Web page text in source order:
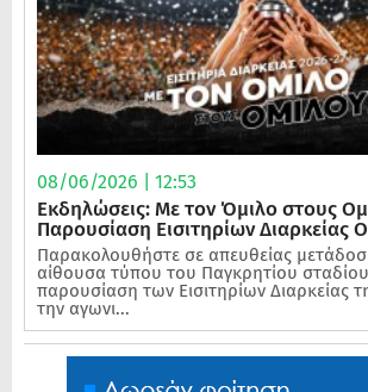
08/06/2026 | 12:53
Εκδηλώσεις: Με τον Όμιλο στους
Παρουσίαση Εισιτηρίων Διαρκείας
Παρακολουθήστε σε απευθείας
αίθουσα τύπου του Παγκρητίου
παρουσίαση των Εισιτηρίων Διαρκείας
την αγωνι...